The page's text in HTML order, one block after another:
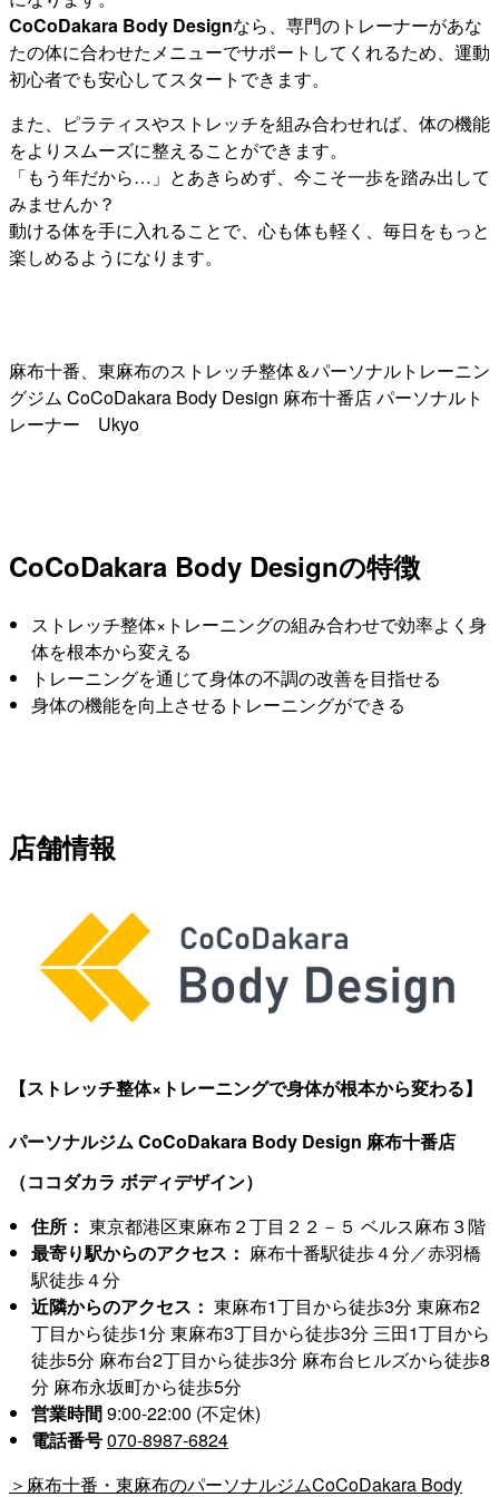
CoCoDakara Body Designなら、専門のトレーナーがあな
たの体に合わせたメニューでサポートしてくれるため、運動
初心者でも安心してスタートできます。
また、ピラティスやストレッチを組み合わせれば、体の機能
をよりスムーズに整えることができます。
「もう年だから…」とあきらめず、今こそ一歩を踏み出して
みませんか？
動ける体を手に入れることで、心も体も軽く、毎日をもっと
楽しめるようになります。
麻布十番、東麻布のストレッチ整体＆パーソナルトレーニン
グジム CoCoDakara Body Design 麻布十番店 パーソナルト
レーナー Ukyo
CoCoDakara Body Designの特徴
ストレッチ整体×トレーニングの組み合わせで効率よく身
体を根本から変える
トレーニングを通じて身体の不調の改善を目指せる
身体の機能を向上させるトレーニングができる
店舗情報
【ストレッチ整体×トレーニングで身体が根本から変わる】
パーソナルジム CoCoDakara Body Design 麻布十番店
（ココダカラ ボディデザイン）
住所： 東京都港区東麻布２丁目２２－５ ベルス麻布３階
最寄り駅からのアクセス： 麻布十番駅徒歩４分／赤羽橋
駅徒歩４分
近隣からのアクセス： 東麻布1丁目から徒歩3分 東麻布2
丁目から徒歩1分 東麻布3丁目から徒歩3分 三田1丁目から
徒歩5分 麻布台2丁目から徒歩3分 麻布台ヒルズから徒歩8
分 麻布永坂町から徒歩5分
営業時間9:00-22:00 (不定休)
電話番号070-8987-6824
＞麻布十番・東麻布のパーソナルジムCoCoDakara Body